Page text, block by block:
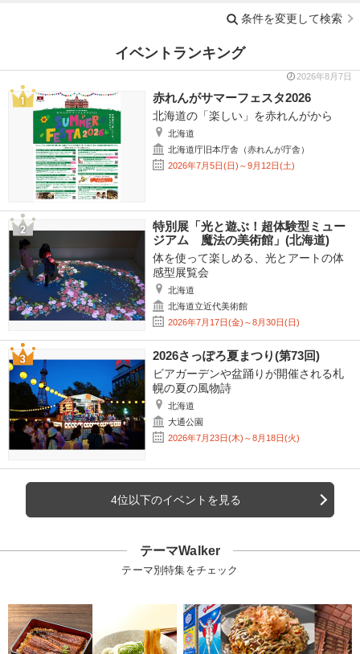
条件を変更して検索
イベントランキング
2026年8月7日
赤れんがサマーフェスタ2026
北海道の「楽しい」を赤れんがから
北海道
北海道庁旧本庁舎（赤れんが庁舎）
2026年7月5日(日)～9月12日(土)
特別展「光と遊ぶ！超体験型ミュー
ジアム 魔法の美術館」(北海道)
体を使って楽しめる、光とアートの体
感型展覧会
北海道
北海道立近代美術館
2026年7月17日(金)～8月30日(日)
2026さっぽろ夏まつり(第73回)
ビアガーデンや盆踊りが開催される札
幌の夏の風物詩
北海道
大通公園
2026年7月23日(木)～8月18日(火)
4位以下のイベントを見る
テーマWalker
テーマ別特集をチェック